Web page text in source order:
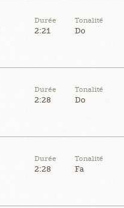
Durée
2:21
Tonalité
Do
Durée
2:28
Tonalité
Do
Durée
2:28
Tonalité
Fa